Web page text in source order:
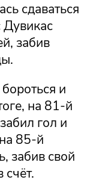
сдаваться
Дувикас
забив
и
на 81-й
гол и
85-й
забив свой
счёт.